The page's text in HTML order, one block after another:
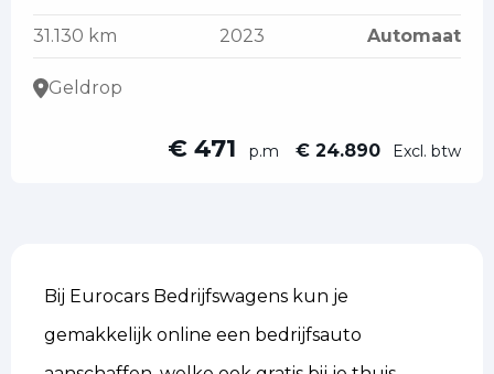
31.130 km 2023 Automaat
Geldrop
€ 471 p.m € 24.890 Excl. btw
Bij Eurocars Bedrijfswagens kun je
gemakkelijk online een bedrijfsauto